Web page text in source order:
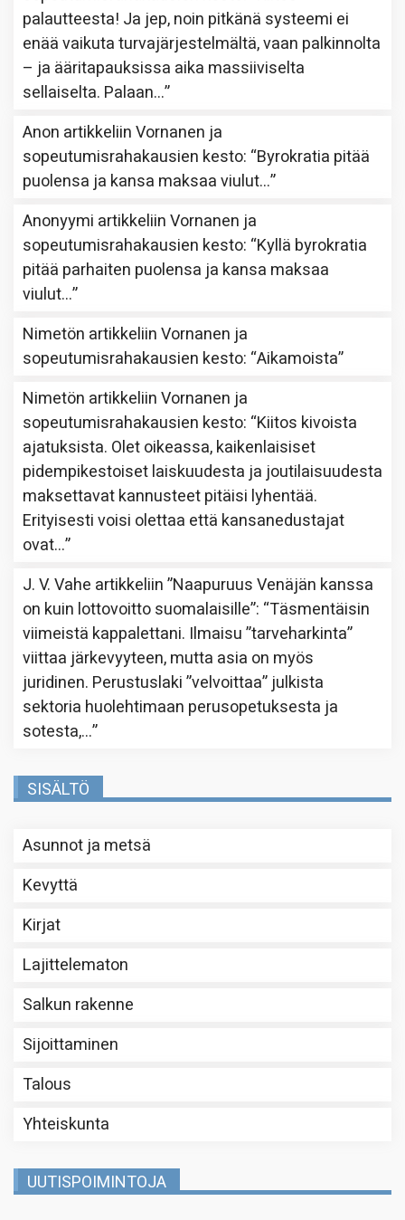
palautteesta! Ja jep, noin pitkänä systeemi ei
enää vaikuta turvajärjestelmältä, vaan palkinnolta
– ja ääritapauksissa aika massiiviselta
sellaiselta. Palaan…”
Anon artikkeliinVornanen ja
sopeutumisrahakausien kesto: “Byrokratia pitää
puolensa ja kansa maksaa viulut…”
Anonyymi artikkeliinVornanen ja
sopeutumisrahakausien kesto: “Kyllä byrokratia
pitää parhaiten puolensa ja kansa maksaa
viulut…”
Nimetön artikkeliinVornanen ja
sopeutumisrahakausien kesto: “Aikamoista”
Nimetön artikkeliinVornanen ja
sopeutumisrahakausien kesto: “Kiitos kivoista
ajatuksista. Olet oikeassa, kaikenlaisiset
pidempikestoiset laiskuudesta ja joutilaisuudesta
maksettavat kannusteet pitäisi lyhentää.
Erityisesti voisi olettaa että kansanedustajat
ovat…”
J. V. Vahe artikkeliin”Naapuruus Venäjän kanssa
on kuin lottovoitto suomalaisille”: “Täsmentäisin
viimeistä kappalettani. Ilmaisu ”tarveharkinta”
viittaa järkevyyteen, mutta asia on myös
juridinen. Perustuslaki ”velvoittaa” julkista
sektoria huolehtimaan perusopetuksesta ja
sotesta,…”
SISÄLTÖ
Asunnot ja metsä
Kevyttä
Kirjat
Lajittelematon
Salkun rakenne
Sijoittaminen
Talous
Yhteiskunta
UUTISPOIMINTOJA